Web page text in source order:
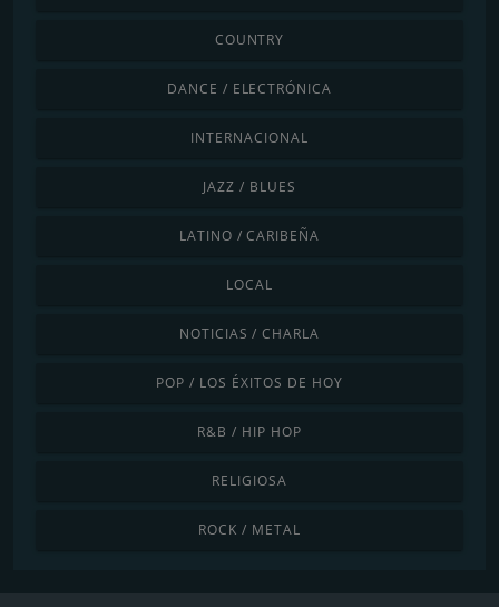
COUNTRY
DANCE / ELECTRÓNICA
INTERNACIONAL
JAZZ / BLUES
LATINO / CARIBEÑA
LOCAL
NOTICIAS / CHARLA
POP / LOS ÉXITOS DE HOY
R&B / HIP HOP
RELIGIOSA
ROCK / METAL